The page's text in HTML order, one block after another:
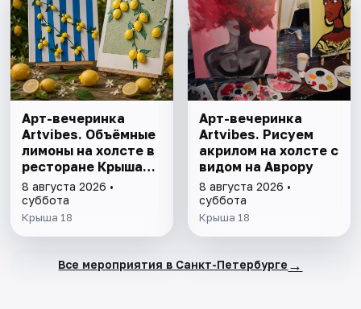
Арт-вечеринка
Artvibes. Объёмные
лимоны на холсте в
ресторане Крыша
18
8 августа 2026 •
суббота
Крыша 18
Арт-вечеринка
Artvibes. Рисуем
акрилом на холсте с
видом на Аврору
8 августа 2026 •
суббота
Крыша 18
Все мероприятия в Санкт-Петербурге →